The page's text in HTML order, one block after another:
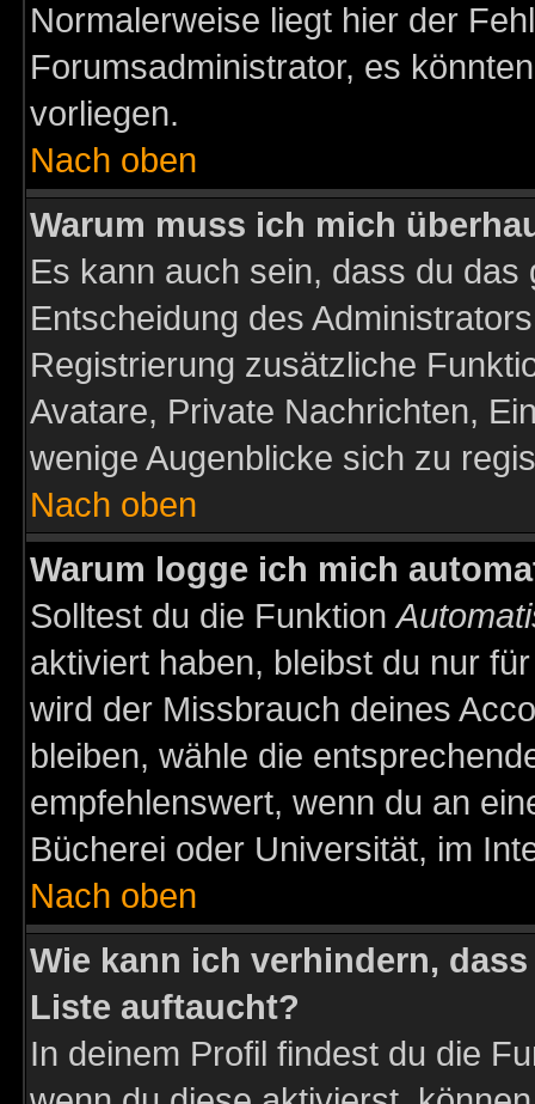
Normalerweise liegt hier der
Forumsadministrator, es
vorliegen.
Nach oben
Warum muss ich mich
Es kann auch sein, dass du
Entscheidung des
Registrierung zusätzliche
Avatare, Private Nachrichten,
wenige Augenblicke sich zu
Nach oben
Warum logge ich mich
Solltest du die Funktion
aktiviert haben, bleibst du nur
wird der Missbrauch deines
bleiben, wähle die
empfehlenswert, wenn du an
Bücherei oder Universität, im
Nach oben
Wie kann ich verhindern,
Liste auftaucht?
In deinem Profil findest du die